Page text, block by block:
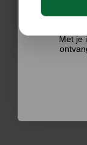
Met je